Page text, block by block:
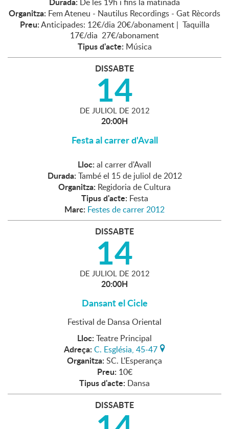
Organitza: Fem Ateneu - Nautilus Recordings - Gat Rècords
Preu:Anticipades: 12€/dia 20€/abonament | Taquilla
17€/dia 27€/abonament
Tipus d'acte: Música
DISSABTE
14
DE JULIOL DE 2012
20:00H
Festa al carrer d'Avall
Lloc: al carrer d'Avall
Durada: També el 15 de juliol de 2012
Organitza: Regidoria de Cultura
Tipus d'acte: Festa
Marc: Festes de carrer 2012
DISSABTE
14
DE JULIOL DE 2012
20:00H
Dansant el Cicle
Festival de Dansa Oriental
Lloc: Teatre Principal
Adreça: C. Església, 45-47
Organitza: SC. L'Esperança
Preu: 10€
Tipus d'acte: Dansa
DISSABTE